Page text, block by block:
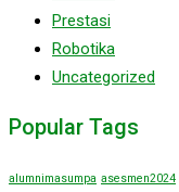
Prestasi
Robotika
Uncategorized
Popular Tags
alumnimasumpa asesmen2024